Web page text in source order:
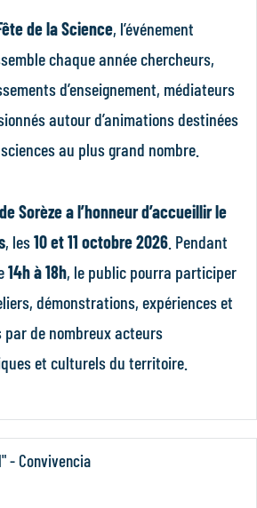
de la Science, l’événement
chaque année chercheurs,
d’enseignement, médiateurs
autour d’animations destinées
au plus grand nombre.
Sorèze a l’honneur d’accueillir le
, les10 et 11 octobre 2026 . Pendant
14h à 18h, le public pourra participer
démonstrations, expériences et
de nombreux acteurs
et culturels du territoire.
- Convivencia